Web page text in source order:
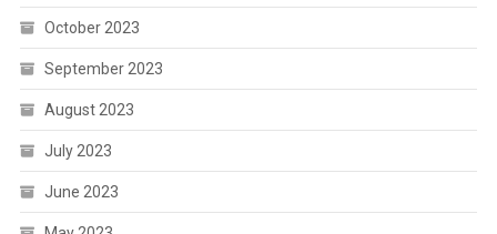
October 2023
September 2023
August 2023
July 2023
June 2023